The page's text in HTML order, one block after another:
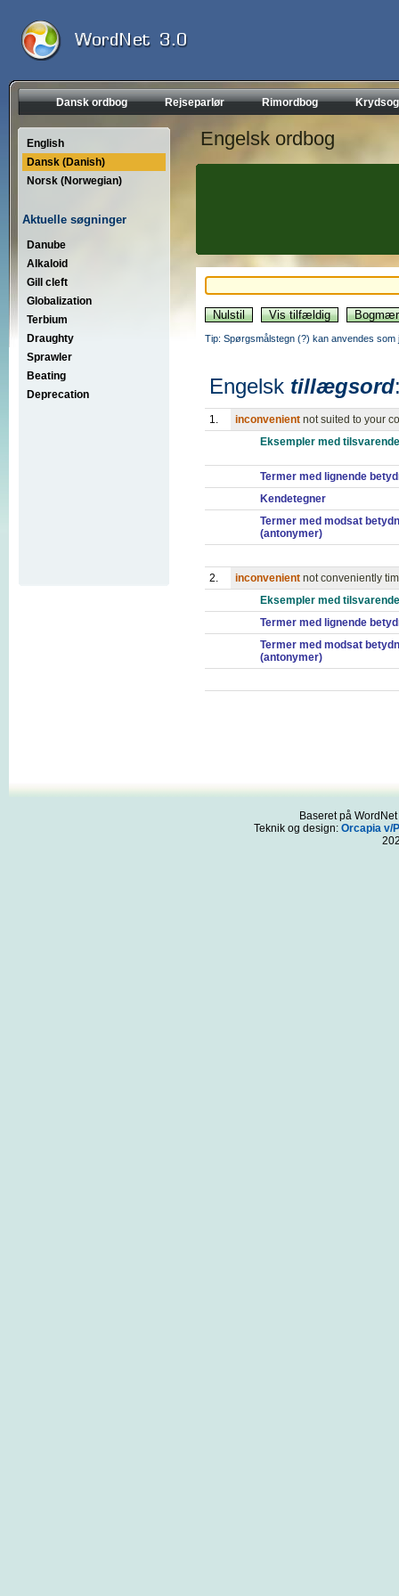
Dansk ordbog Rejseparlør Rimordbog
English
Dansk (Danish)
Norsk (Norwegian)
Aktuelle søgninger
Danube
Alkaloid
Gill cleft
Globalization
Terbium
Draughty
Sprawler
Beating
Deprecation
Engelsk ordbog
Tip: Spørgsmålstegn (?) kan anvendes
Engelsk tillægsord
1. inconvenient not suited to your
Eksempler med
Termer med lignende
Kendetegner
Termer med modsat
(antonymer)
2. inconvenient not conveniently
Eksempler med
Termer med lignende
Termer med modsat
(antonymer)
Baseret på
Teknik og design: Orcapia v/